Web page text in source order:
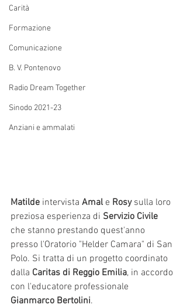
Carità
Formazione
Comunicazione
B. V. Pontenovo
Radio Dream Together
Sinodo 2021-23
Anziani e ammalati
Matilde intervista Amal e Rosy sulla loro
preziosa esperienza di Servizio Civile
che stanno prestando quest'anno
presso l'Oratorio "Helder Camara" di San
Polo. Si tratta di un progetto coordinato
dalla Caritas di Reggio Emilia, in accordo
con l'educatore professionale
Gianmarco Bertolini.